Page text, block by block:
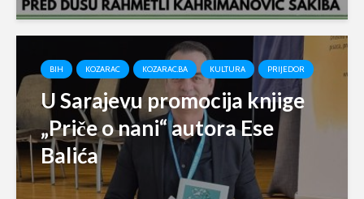
BIH KOZARAC KOZARAC.BA KULTURA PRIJEDOR
U Sarajevu promocija knjige
„Priče o nani“ autora Ese
Balića